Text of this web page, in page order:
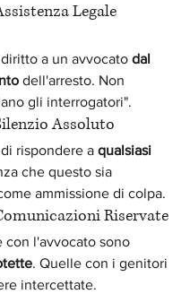
Legale
a un avvocato dal
dell'arresto. Non
gli interrogatori".
Assoluto
rispondere a qualsiasi
che questo sia
ammissione di colpa.
Riservate
con l'avvocato sono
. Quelle con i genitori
intercettate.